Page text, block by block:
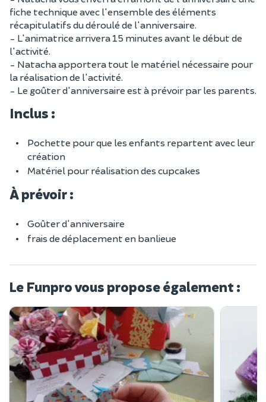
fiche technique avec l'ensemble des éléments
récapitulatifs du déroulé de l'anniversaire.
- L'animatrice arrivera 15 minutes avant le début de
l'activité.
- Natacha apportera tout le matériel nécessaire pour
la réalisation de l'activité.
- Le goûter d'anniversaire est à prévoir par les parents.
Inclus :
Pochette pour que les enfants repartent avec leur
création
Matériel pour réalisation des cupcakes
À prévoir :
Goûter d'anniversaire
frais de déplacement en banlieue
Le Funpro vous propose également :